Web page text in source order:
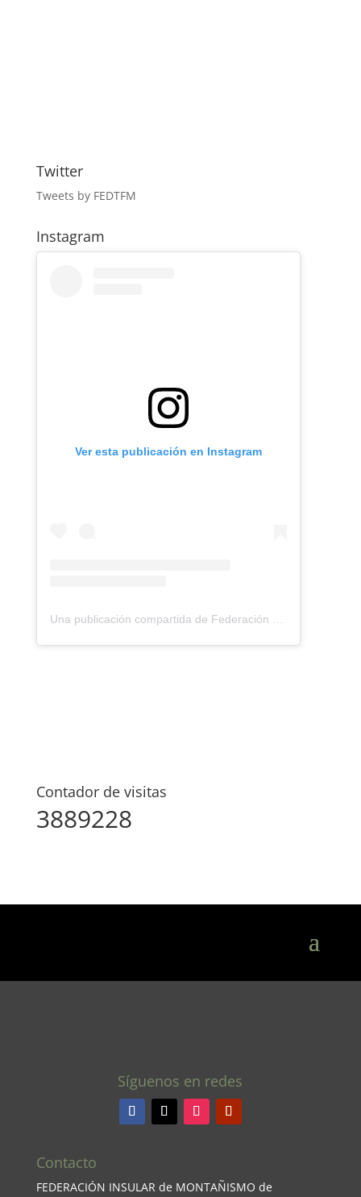
Twitter
Tweets by FEDTFM
Instagram
Ver esta publicación en Instagram
Contador de visitas
3889228
Síguenos en redes
Contacto
FEDERACIÓN INSULAR de MONTAÑISMO de